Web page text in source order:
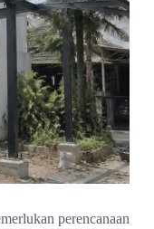
perencanaan